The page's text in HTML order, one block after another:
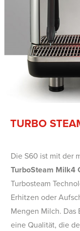
TURBO
Die S60 ist mit der
TurboSteam Milk4
Turbosteam
Erhitzen oder
Mengen Milch. Das
eine Qualität, die